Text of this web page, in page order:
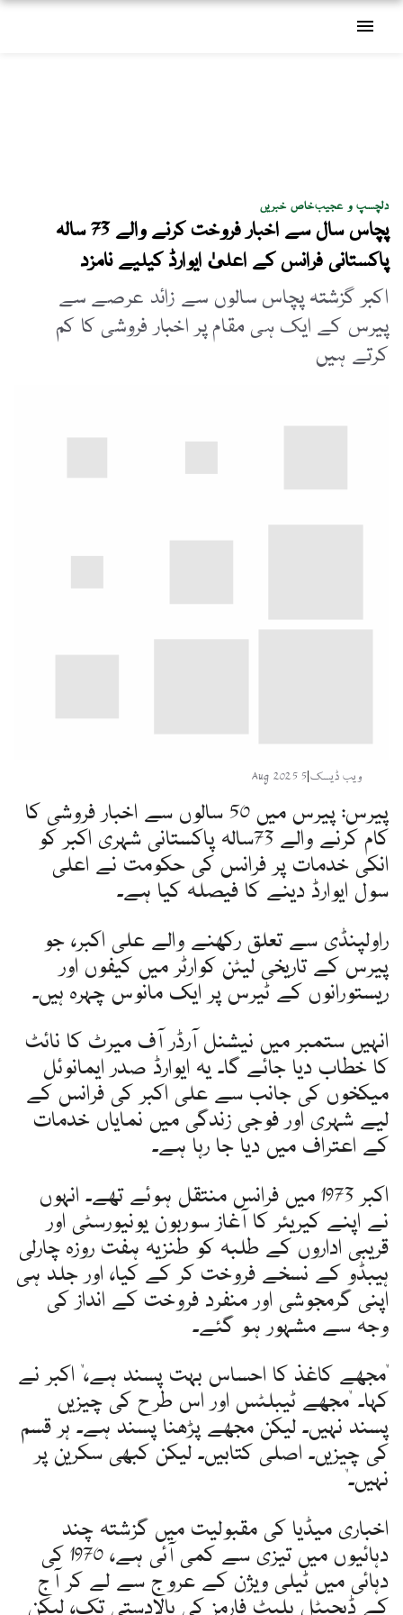
menu
دلچسپ و عجیبخاص خبریں
پچاس سال سے اخبار فروخت کرنے والے 73 سالہ
پاکستانی فرانس کے اعلیٰ ایوارڈ کیلیے نامزد
اکبر گزشتہ پچاس سالوں سے زائد عرصے سے
پیرس کے ایک ہی مقام پر اخبار فروشی کا کم
کرتے ہیں
ویب ڈیسک 5 Aug 2025
پیرس: پیرس میں 50 سالوں سے اخبار فروشی کا
کام کرنے والے 73سالہ پاکستانی شہری اکبر کو
انکی خدمات پر فرانس کی حکومت نے اعلی
سول ایوارڈ دینے کا فیصلہ کیا ہے۔
راولپنڈی سے تعلق رکھنے والے علی اکبر، جو
پیرس کے تاریخی لیٹن کوارٹر میں کیفوں اور
ریستورانوں کے ٹیرس پر ایک مانوس چہرہ ہیں۔
انہیں ستمبر میں نیشنل آرڈر آف میرٹ کا نائٹ
کا خطاب دیا جائے گا۔ یہ ایوارڈ صدر ایمانوئل
میکخوں کی جانب سے علی اکبر کی فرانس کے
لیے شہری اور فوجی زندگی میں نمایاں خدمات
کے اعتراف میں دیا جا رہا ہے۔
اکبر 1973 میں فرانس منتقل ہوئے تھے۔ انہوں
نے اپنے کیریئر کا آغاز سوربون یونیورسٹی اور
قریبی اداروں کے طلبہ کو طنزیہ ہفت روزہ چارلی
ہیبڈو کے نسخے فروخت کر کے کیا، اور جلد ہی
اپنی گرمجوشی اور منفرد فروخت کے انداز کی
وجہ سے مشہور ہو گئے۔
"مجھے کاغذ کا احساس بہت پسند ہے،" اکبر نے
کہا۔ "مجھے ٹیبلٹس اور اس طرح کی چیزیں
پسند نہیں۔ لیکن مجھے پڑھنا پسند ہے۔ ہر قسم
کی چیزیں۔ اصلی کتابیں۔ لیکن کبھی سکرین پر
نہیں۔"
اخباری میڈیا کی مقبولیت میں گزشتہ چند
دہائیوں میں تیزی سے کمی آئی ہے، 1970 کی
دہائی میں ٹیلی ویژن کے عروج سے لے کر آج